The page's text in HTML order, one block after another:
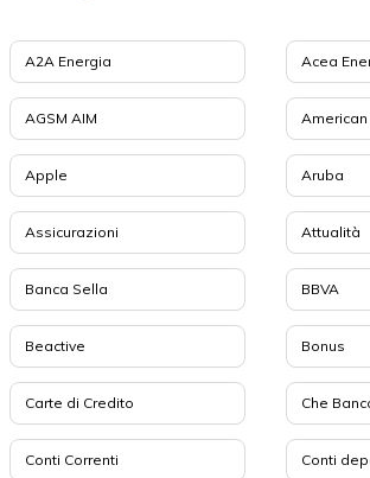
A2A Energia Acea
AGSM AIM American
Apple Aruba
Assicurazioni Attualità
Banca Sella BBVA
Beactive Bonus
Carte di Credito Che
Conti Correnti Conti